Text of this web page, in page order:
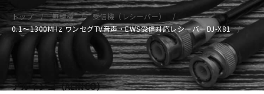
トップ 無線機
受信機（レシーバー）
0.1〜1300MHz ワンセグTV音声・EWS受信対応レシーバーDJ-X81
アルインコ（ALINCO）